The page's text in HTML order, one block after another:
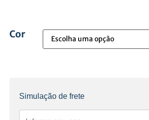
Cor
Simulação de frete